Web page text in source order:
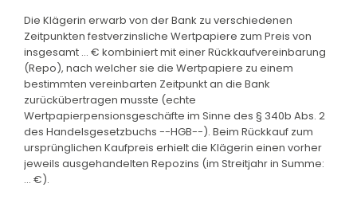
Die Klägerin erwarb von der Bank zu verschiedenen
Zeitpunkten festverzinsliche Wertpapiere zum Preis von
insgesamt ... € kombiniert mit einer Rückkaufvereinbarung
(Repo), nach welcher sie die Wertpapiere zu einem
bestimmten vereinbarten Zeitpunkt an die Bank
zurückübertragen musste (echte
Wertpapierpensionsgeschäfte im Sinne des § 340b Abs. 2
des Handelsgesetzbuchs --HGB--). Beim Rückkauf zum
ursprünglichen Kaufpreis erhielt die Klägerin einen vorher
jeweils ausgehandelten Repozins (im Streitjahr in Summe:
... €).